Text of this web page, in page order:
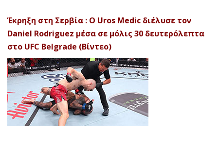
Έκρηξη στη Σερβία : Ο Uros Medic διέλυσε τον
Daniel Rodriguez μέσα σε μόλις 30 δευτερόλεπτα
στο UFC Belgrade (Βίντεο)